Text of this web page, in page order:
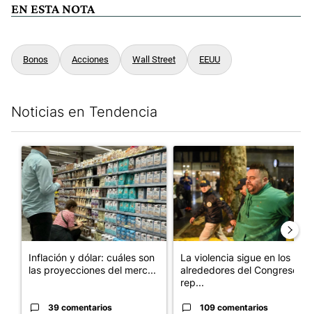
EN ESTA NOTA
Bonos Acciones Wall Street EEUU
Noticias en Tendencia
Un artículo de tendencia con el título "Inflación y dólar: cuáles
Inflación y dólar: cuáles son
las proyecciones del merc...
39 comentarios
Un artículo de tendencia con
La violencia sigue en los
alrededores del Congreso:
rep...
109 comentarios